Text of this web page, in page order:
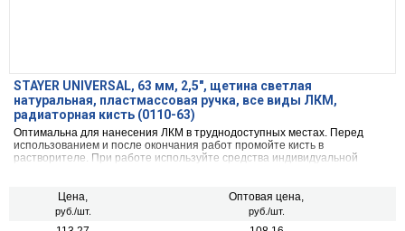
STAYER UNIVERSAL, 63 мм, 2,5″, щетина светлая
натуральная, пластмассовая ручка, все виды ЛКМ,
радиаторная кисть (0110-63)
Оптимальна для нанесения ЛКМ в труднодоступных местах. Перед
использованием и после окончания работ промойте кисть в
растворителе. При работе используйте средства индивидуальной
Цена,
руб./шт.
Оптовая цена,
руб./шт.